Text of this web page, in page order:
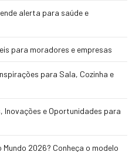
alerta para saúde e
para moradores e empresas
para Sala, Cozinha e
Inovações e Oportunidades para
2026? Conheça o modelo